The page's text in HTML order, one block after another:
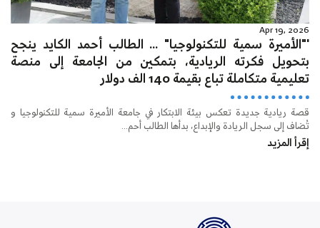
Apr 19, 2026
'"الأميرة سمية للتكنولوجيا" ... الطالب أحمد الكايد ينجح
بتحويل فكرته الريادية، بتمكين من الجامعة إلى منصة
تعليمية متكاملة تباع بقيمة 140 الف دولار
قصة ريادية جديدة تعكس بيئة الابتكار في جامعة الأميرة سمية للتكنولوجيا و
تُضاف إلى سجل الريادة والإبداع، بدأها الطالب أحم...
إقرأ المزيد